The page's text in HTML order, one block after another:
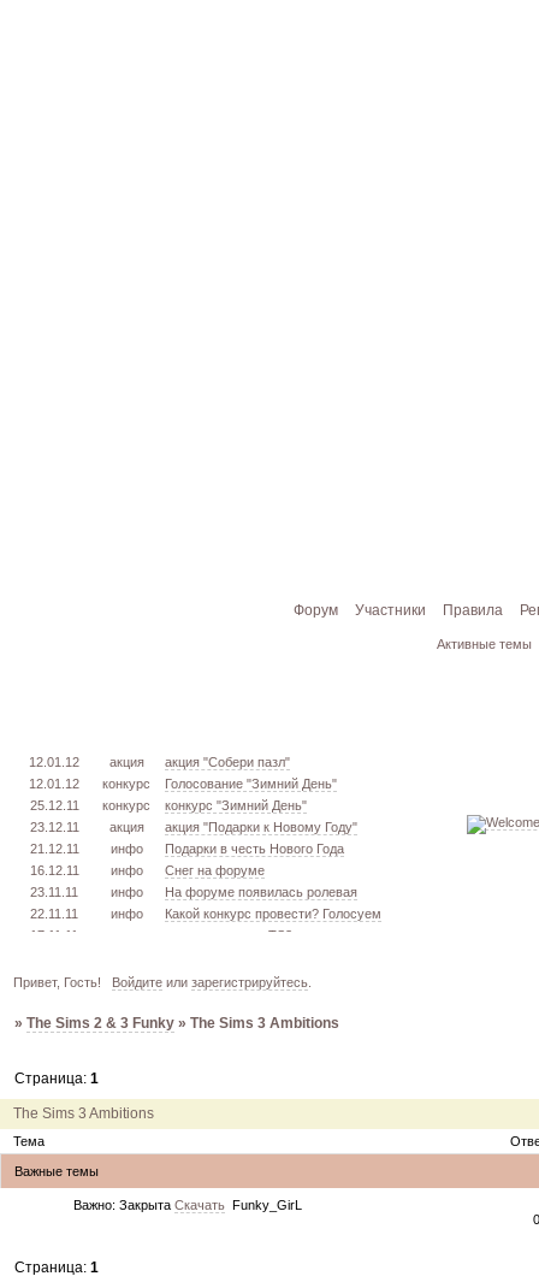
Форум Участники Правила
Активные темы
12.01.12 акция
акция "Собери пазл"
12.01.12
конкурс
Голосование "Зимний День"
25.12.11
конкурс
конкурс "Зимний День"
23.12.11
акция
акция "Подарки к Новому Году"
21.12.11
инфо
Подарки в честь Нового Года
16.12.11
инфо
Снег на форуме
23.11.11
инфо
На форуме появилась ролевая
22.11.11
инфо
Какой конкурс провести? Голосуем
17.11.11
извлекаем меш. TS3
15.11.11
урок
создаём свою обувь! TS3
03.10.11
инфо
город из GTA VC в игре TS3
12.04.11
04.04.11
акция
04.04.11
акция акция "Downloads"
Привет, Гость! Войдитеили зарегистрируйтесь.
»The Sims 2 & 3 Funky »The Sims 3 Ambitions
The Sims 3 Ambitions
Страница:1
Тема
Важные темы
Важно: Закрыта Скачать Funky_GirL
0
Страница:1